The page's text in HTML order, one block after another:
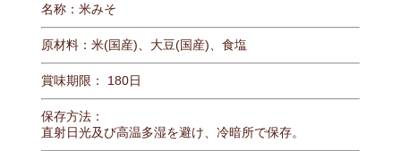
名称：米みそ
原材料：米(国産)、大豆(国産)、食塩
賞味期限： 180日
保存方法：
直射日光及び高温多湿を避け、冷暗所で保存。